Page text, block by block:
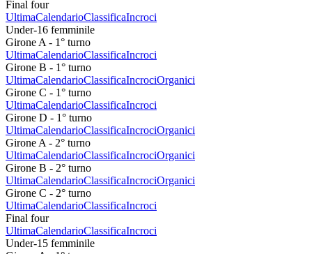
Final four
UltimaCalendarioClassificaIncroci
Under-16 femminile
Girone A - 1° turno
UltimaCalendarioClassificaIncroci
Girone B - 1° turno
UltimaCalendarioClassificaIncrociOrganici
Girone C - 1° turno
UltimaCalendarioClassificaIncroci
Girone D - 1° turno
UltimaCalendarioClassificaIncrociOrganici
Girone A - 2° turno
UltimaCalendarioClassificaIncrociOrganici
Girone B - 2° turno
UltimaCalendarioClassificaIncrociOrganici
Girone C - 2° turno
UltimaCalendarioClassificaIncroci
Final four
UltimaCalendarioClassificaIncroci
Under-15 femminile